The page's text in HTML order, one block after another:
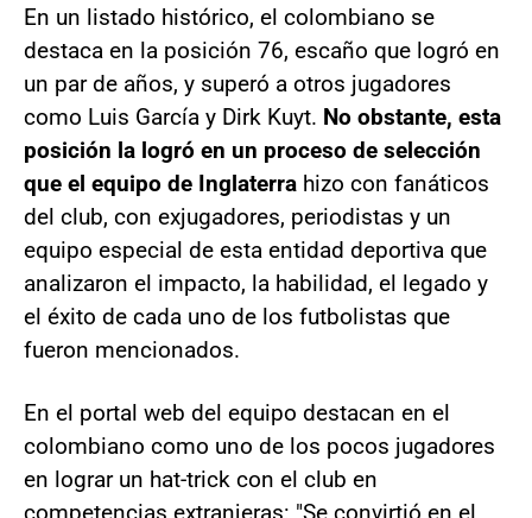
En un listado histórico, el colombiano se
destaca en la posición 76, escaño que logró en
un par de años, y superó a otros jugadores
como Luis García y Dirk Kuyt. No obstante, esta
posición la logró en un proceso de selección
que el equipo de Inglaterra hizo con fanáticos
del club, con exjugadores, periodistas y un
equipo especial de esta entidad deportiva que
analizaron el impacto, la habilidad, el legado y
el éxito de cada uno de los futbolistas que
fueron mencionados.
En el portal web del equipo destacan en el
colombiano como uno de los pocos jugadores
en lograr un hat-trick con el club en